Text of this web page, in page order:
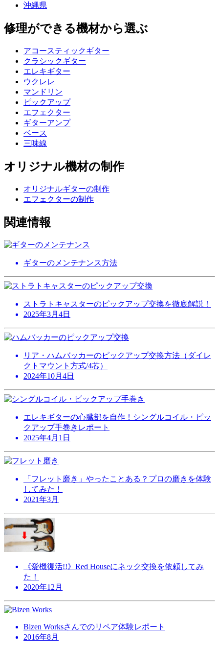
沖縄県
修理ができる機材から選ぶ
アコースティックギター
クラシックギター
エレキギター
ウクレレ
マンドリン
ピックアップ
エフェクター
ギターアンプ
ベース
三味線
オリジナル機材の制作
オリジナルギターの制作
エフェクターの制作
関連情報
ギターのメンテナンス方法
ストラトキャスターのピックアップ交換を徹底解説！
2025年3月4日
リア・ハムバッカーのピックアップ交換方法（ダイレ
クトマウント方式/4芯）
2024年10月4日
エレキギターの心臓部を自作！シングルコイル・ピッ
クアップ手巻きレポート
2025年4月1日
「フレット磨き」やったことある？プロの磨きを体験
してみた！
2021年3月
《愛機復活!!》Red Houseにネック交換を依頼してみ
た！
2020年12月
Bizen Worksさんでのリペア体験レポート
2016年8月